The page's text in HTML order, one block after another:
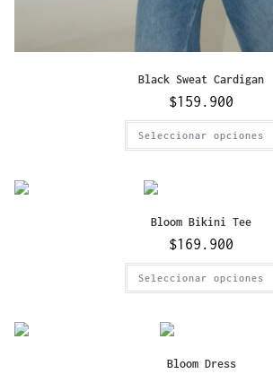
Black Sweat Cardigan
$159.900
Seleccionar opciones
Bloom Bikini Tee
$169.900
Seleccionar opciones
Bloom Dress